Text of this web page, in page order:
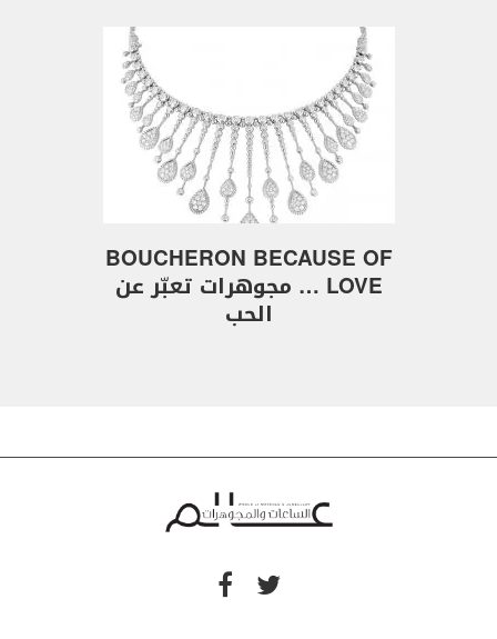
BOUCHERON BECAUSE OF
LOVE … مجوهرات تعبّر عن
الحب